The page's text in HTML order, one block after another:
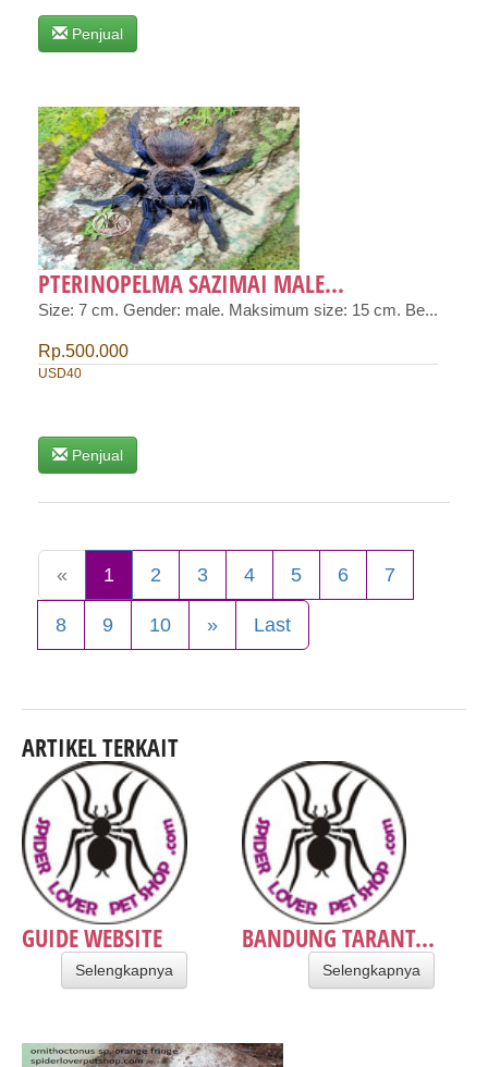
Penjual
PTERINOPELMA SAZIMAI MALE...
Size: 7 cm. Gender: male. Maksimum size: 15 cm. Be...
Rp.500.000
USD40
Penjual
« 1 2 3 4 5 6 7
8 9 10 » Last
ARTIKEL TERKAIT
GUIDE WEBSITE
Selengkapnya
BANDUNG TARANT...
Selengkapnya